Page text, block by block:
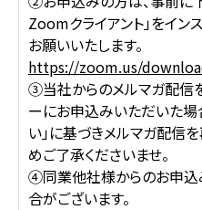
Zoomクライアント」をイン
お願いいたします。
https://zoom.us/
③当社からのメルマガ配信
ーにお申込みいただいた場
い」に基づきメルマガ配信
めご了承くださいませ。
④同業他社様からのお申込
合がございます。